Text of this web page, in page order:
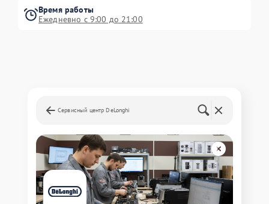
Время работы
Ежедневно с 9:00 до 21:00
Сервисный центр DeLonghi